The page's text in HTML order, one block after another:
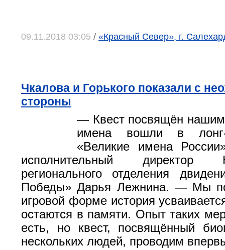
09.11.2018 03:05 / «Красный Север», г.
Чкалова и Горького показали с
стороны
— Квест посвящён
имена вошли в лонг-
«Великие имена
исполнительный ди⁠ректор
регионального отделения
Победы» Дарья Лежнина. — Мы
игровой форме история
остаются в памяти. Опыт таких
есть, но квест, посвящённый
нескольких людей, проводим